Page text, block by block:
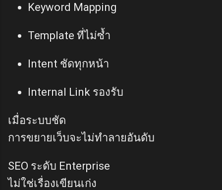
Keyword Mapping
Template ที่ไม่ซ้ำ
Intent ชัดทุกหน้า
Internal Link รองรับ
เมื่อระบบชัด
การขยายเว็บจะไม่ทำลายอันดับ
SEO ระดับ Enterprise
ไม่ใช่เรื่องเขียนเก่ง